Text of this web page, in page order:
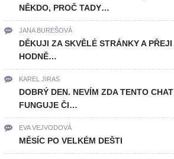
NĚKDO, PROČ TADY…
JANA BUREŠOVÁ
DĚKUJI ZA SKVĚLÉ STRÁNKY A PŘEJI
HODNĚ…
KAREL JIRAS
DOBRÝ DEN. NEVÍM ZDA TENTO CHAT
FUNGUJE ČI…
EVA VEJVODOVÁ
MĚSÍC PO VELKÉM DEŠTI